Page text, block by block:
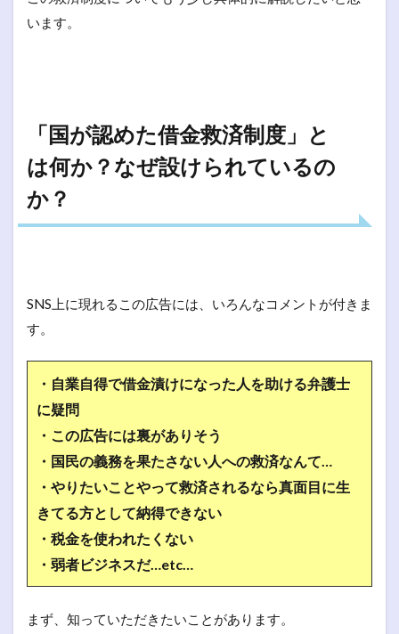
います。
「国が認めた借金救済制度」と
は何か？なぜ設けられているの
か？
SNS上に現れるこの広告には、いろんなコメントが付きま
す。
・自業自得で借金漬けになった人を助ける弁護士
に疑問
・この広告には裏がありそう
・国民の義務を果たさない人への救済なんて…
・やりたいことやって救済されるなら真面目に生
きてる方として納得できない
・税金を使われたくない
・弱者ビジネスだ…etc…
まず、知っていただきたいことがあります。